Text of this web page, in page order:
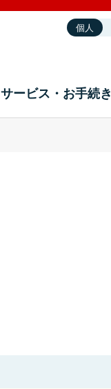
個人
サービス・お手続き